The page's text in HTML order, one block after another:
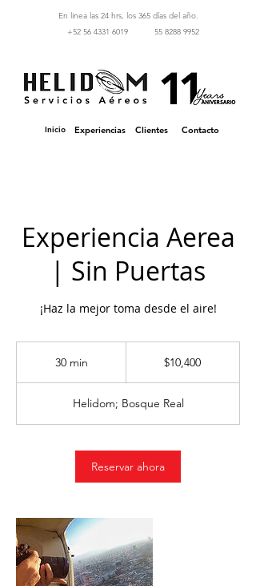
‪+52 56 4331 6019‬
En linea las 24 hrs, los 365 días del año.
55 8288 9952
Inicio Experiencias Clientes Contacto
Experiencia Aerea
| Sin Puertas
¡Haz la mejor toma desde el aire!
30 min
m
i
mexicanos$10,400
Helidom; Bosque Real
Reservar ahora